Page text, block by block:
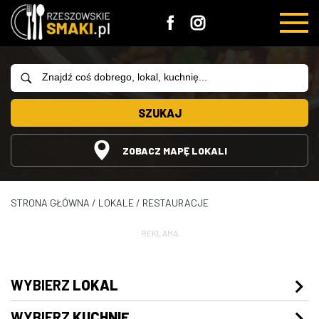
SZUKAJ
ZOBACZ MAPĘ LOKALI
STRONA GŁÓWNA / LOKALE / RESTAURACJE
REKLAMA
WYBIERZ LOKAL